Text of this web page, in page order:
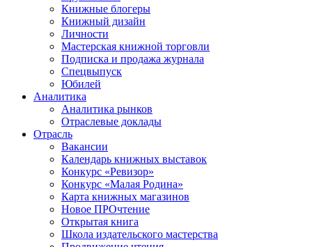
Книжные блогеры
Книжный дизайн
Личности
Мастерская книжной торговли
Подписка и продажа журнала
Спецвыпуск
Юбилей
Аналитика
Аналитика рынков
Отраслевые доклады
Отрасль
Вакансии
Календарь книжных выставок
Конкурс «Ревизор»
Конкурс «Малая Родина»
Карта книжных магазинов
Новое ПРОчтение
Открытая книга
Школа издательского мастерства